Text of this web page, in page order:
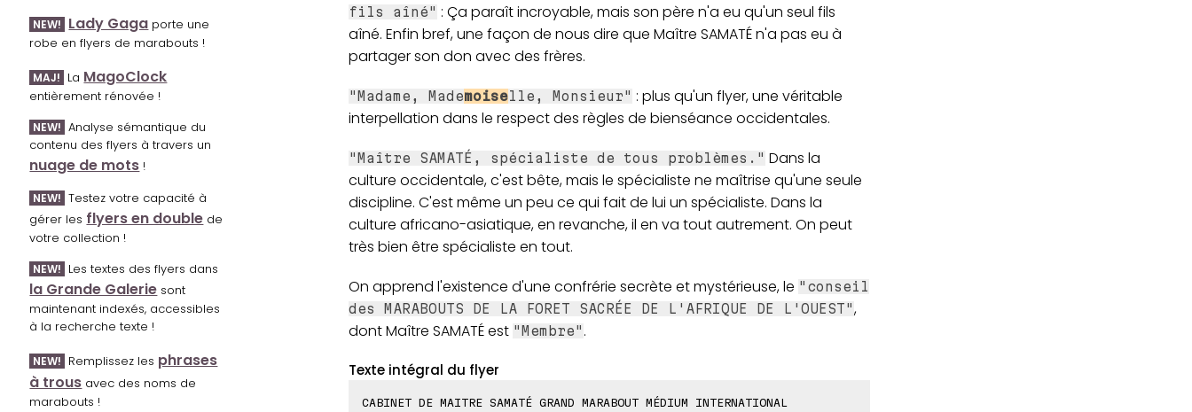
NEW! Lady Gaga porte une
robe en flyers de marabouts !
MAJ! La MagoClock
entièrement rénovée !
NEW! Analyse sémantique du
contenu des flyers à travers un
nuage de mots !
NEW! Testez votre capacité à
gérer les flyers en double de
votre collection !
NEW! Les textes des flyers dans
la Grande Galerie sont
maintenant indexés, accessibles
à la recherche texte !
NEW! Remplissez les phrases
à trous avec des noms de
marabouts !
fils aîné" : Ça paraît incroyable, mais son père n'a eu qu'un seul fils
aîné. Enfin bref, une façon de nous dire que Maître SAMATÉ n'a pas eu à
partager son don avec des frères.
"Madame, Mademoiselle, Monsieur" : plus qu'un flyer, une véritable
interpellation dans le respect des règles de bienséance occidentales.
"Maître SAMATÉ, spécialiste de tous problèmes." Dans la
culture occidentale, c'est bête, mais le spécialiste ne maîtrise qu'une seule
discipline. C'est même un peu ce qui fait de lui un spécialiste. Dans la
culture africano-asiatique, en revanche, il en va tout autrement. On peut
très bien être spécialiste en tout.
On apprend l'existence d'une confrérie secrète et mystérieuse, le "conseil
des MARABOUTS DE LA FORET SACRÉE DE L'AFRIQUE DE L'OUEST",
dont Maître SAMATÉ est "Membre" .
Texte intégral du flyer
CABINET DE MAITRE SAMATÉ GRAND MARABOUT MÉDIUM INTERNATIONAL